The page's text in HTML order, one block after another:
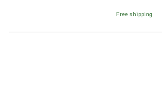
Free shipping